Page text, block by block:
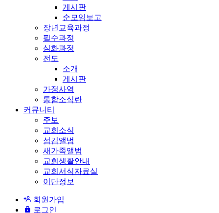
게시판
순모임보고
장년교육과정
필수과정
심화과정
전도
소개
게시판
가정사역
통합소식란
커뮤니티
주보
교회소식
섬김앨범
새가족앨범
교회생활안내
교회서식자료실
이단정보
회원가입
로그인